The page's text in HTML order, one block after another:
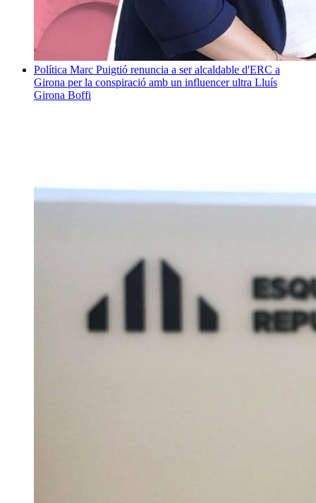
Política Marc Puigtió renuncia a ser alcaldable d'ERC a
Girona per la conspiració amb un influencer ultra Lluís
Girona Boffi